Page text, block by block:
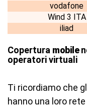
vodafone
Wind 3 ITA
iliad
Copertura mobile
operatori virtuali
Ti ricordiamo che
hanno una loro